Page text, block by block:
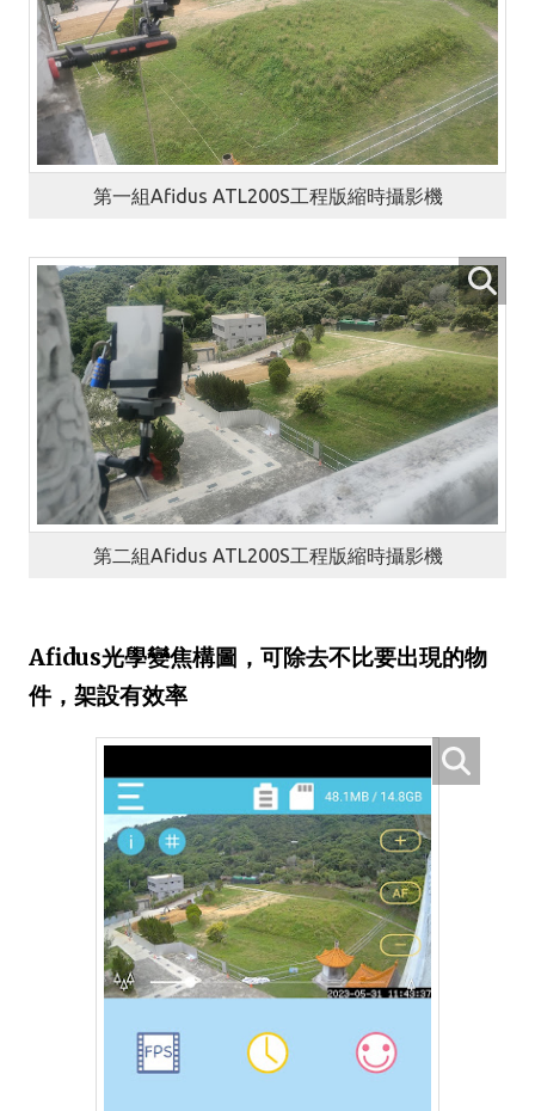
第一組Afidus ATL200S工程版縮時攝影機
第二組Afidus ATL200S工程版縮時攝影機
Afidus光學變焦構圖，可除去不比要出現的物
件，架設有效率